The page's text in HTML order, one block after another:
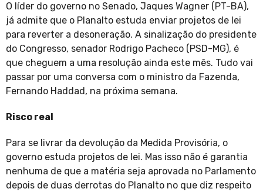
O líder do governo no Senado, Jaques Wagner (PT-BA),
já admite que o Planalto estuda enviar projetos de lei
para reverter a desoneração. A sinalização do presidente
do Congresso, senador Rodrigo Pacheco (PSD-MG), é
que cheguem a uma resolução ainda este mês. Tudo vai
passar por uma conversa com o ministro da Fazenda,
Fernando Haddad, na próxima semana.
Risco real
Para se livrar da devolução da Medida Provisória, o
governo estuda projetos de lei. Mas isso não é garantia
nenhuma de que a matéria seja aprovada no Parlamento
depois de duas derrotas do Planalto no que diz respeito